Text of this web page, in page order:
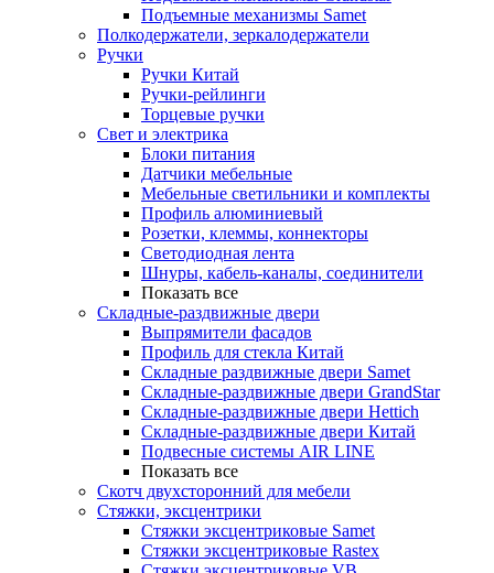
Подъемные механизмы Samet
Полкодержатели, зеркалодержатели
Ручки
Ручки Китай
Ручки-рейлинги
Торцевые ручки
Свет и электрика
Блоки питания
Датчики мебельные
Мебельные светильники и комплекты
Профиль алюминиевый
Розетки, клеммы, коннекторы
Светодиодная лента
Шнуры, кабель-каналы, соединители
Показать все
Складные-раздвижные двери
Выпрямители фасадов
Профиль для стекла Китай
Складные раздвижные двери Samet
Складные-раздвижные двери GrandStar
Складные-раздвижные двери Hettich
Складные-раздвижные двери Китай
Подвесные системы AIR LINE
Показать все
Скотч двухсторонний для мебели
Стяжки, эксцентрики
Cтяжки эксцентриковые Samet
Стяжки эксцентриковые Rastex